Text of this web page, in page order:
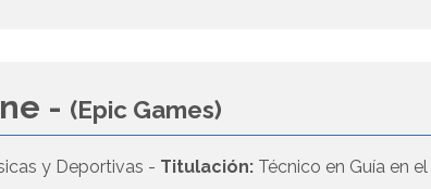
- (Epic Games)
y Deportivas - Titulación: Técnico en Guía en